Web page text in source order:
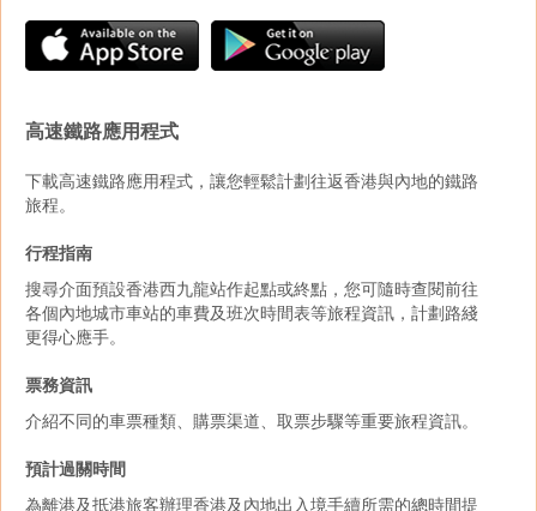
高速鐵路應用程式
下載高速鐵路應用程式，讓您輕鬆計劃往返香港與內地的鐵路
旅程。
行程指南
搜尋介面預設香港西九龍站作起點或終點，您可隨時查閱前往
各個內地城市車站的車費及班次時間表等旅程資訊，計劃路綫
更得心應手。
票務資訊
介紹不同的車票種類、購票渠道、取票步驟等重要旅程資訊。
預計過關時間
為離港及抵港旅客辦理香港及內地出入境手續所需的總時間提